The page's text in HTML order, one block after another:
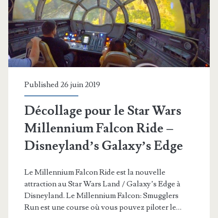
GyRock
par
Richard
Fortus
de
N
‘Roses
Published 26 juin 2019
Décollage pour le Star Wars
Millennium Falcon Ride –
Disneyland’s Galaxy’s Edge
Le Millennium Falcon Ride est la nouvelle
attraction au Star Wars Land / Galaxy’s Edge à
Disneyland. Le Millennium Falcon: Smugglers
Run est une course où vous pouvez piloter le…